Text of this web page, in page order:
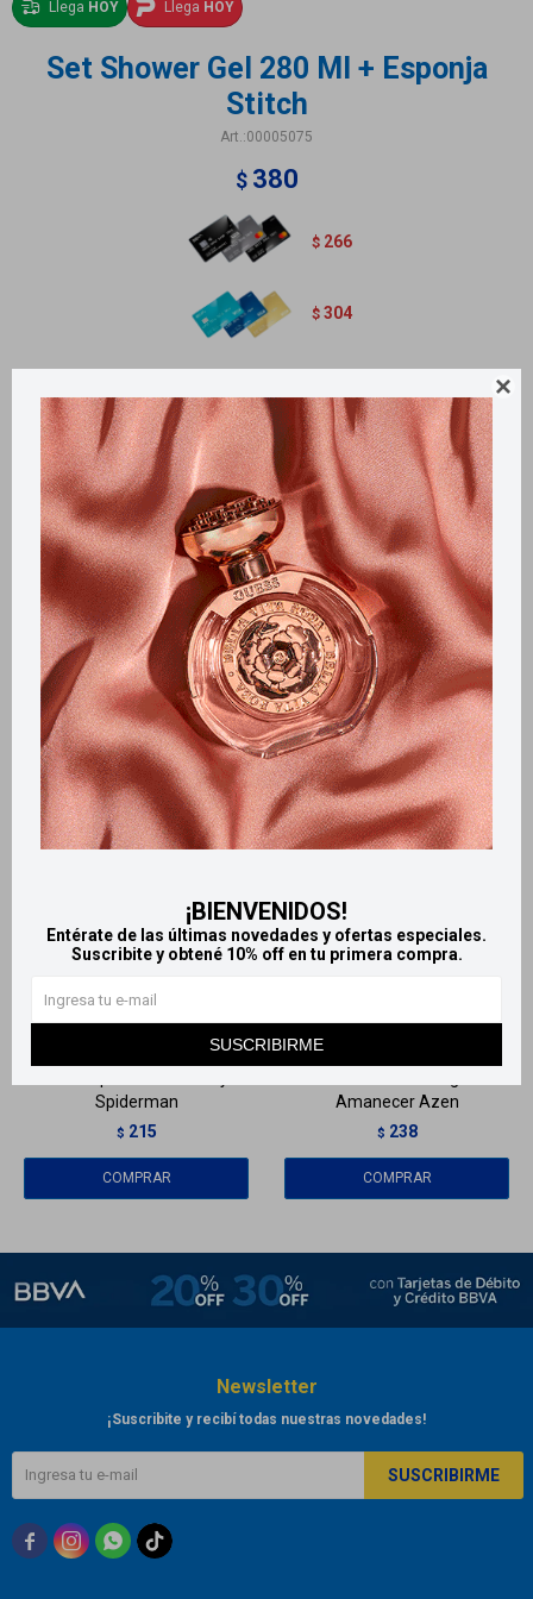

¡BIENVENIDOS!
Entérate de las últimas novedades y ofertas especiales.
Suscribite y obtené 10% off en tu primera compra.
SUSCRIBIRME
Llega HOY Llega HOY
Set Shower Gel 280 Ml + Esponja
Stitch
00005075
$ 380
$ 266
$ 304
Esponja Stitch
Métodos y costos de envío
Retiros gratuitos en tiendas
Productos que te pueden interesar
LlegaHOY
Spiderman
$ 215
LlegaHOY
Amanecer Azen
$ 238
Newsletter
¡Suscribite y recibí todas nuestras novedades!
SUSCRIBIRME
  